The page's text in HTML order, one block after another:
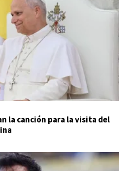
la canción para la visita del